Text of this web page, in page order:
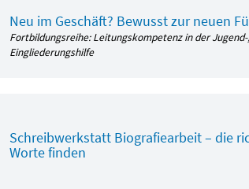
Neu im Geschäft? Bewusst zur neuen
Fortbildungsreihe: Leitungskompetenz in der Jugend-
Eingliederungshilfe
Schreibwerkstatt Biografiearbeit – die
Worte finden